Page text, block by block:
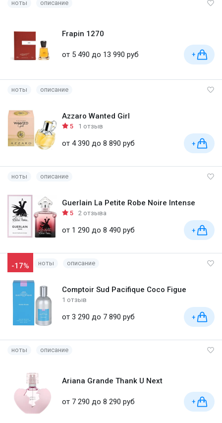
ноты описание
Frapin 1270
от 5 490 до 13 990 руб +
ноты описание
Azzaro Wanted Girl
5 1 отзыв
от 4 390 до 8 890 руб +
ноты описание
Guerlain La Petite Robe Noire Intense
5 2 отзыва
от 1 290 до 8 490 руб +
-17% ноты описание
Comptoir Sud Pacifique Coco Figue
1 отзыв
от 3 290 до 7 890 руб +
ноты описание
Ariana Grande Thank U Next
от 7 290 до 8 290 руб +